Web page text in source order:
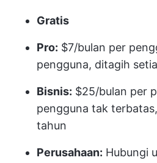
Gratis
Pro: $7/bulan per
pengguna, ditagih
Bisnis: $25/bulan per
pengguna tak
tahun
Perusahaan: Hubungi